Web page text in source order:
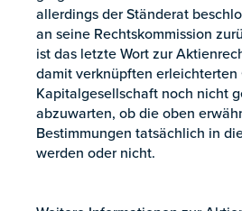
allerdings der Ständerat
an seine Rechtskommission
ist das letzte Wort zur
damit verknüpften erleichterten
Kapitalgesellschaft noch nicht
abzuwarten, ob die oben
Bestimmungen tatsächlich in
werden oder nicht.